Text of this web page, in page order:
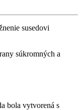
susedovi
súkromných a
bola vytvorená s